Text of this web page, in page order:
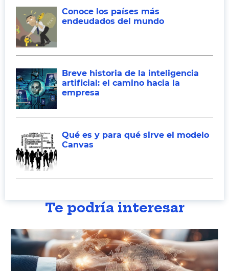
Conoce los países más
endeudados del mundo
Breve historia de la inteligencia
artificial: el camino hacia la
empresa
Qué es y para qué sirve el modelo
Canvas
Te podría interesar